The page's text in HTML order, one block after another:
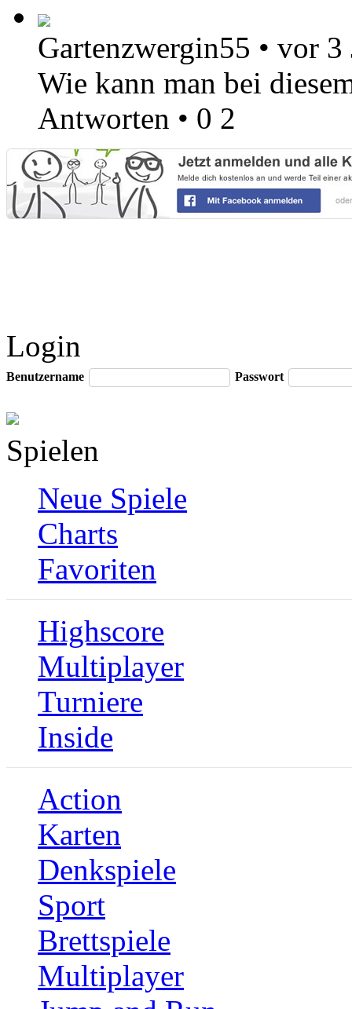
Gartenzwergin55 • vor 3
Wie kann man bei
Antworten • 0 2
Login
Benutzername Passwort
Spielen
Neue Spiele
Charts
Favoriten
Highscore
Multiplayer
Turniere
Inside
Action
Karten
Denkspiele
Sport
Brettspiele
Multiplayer